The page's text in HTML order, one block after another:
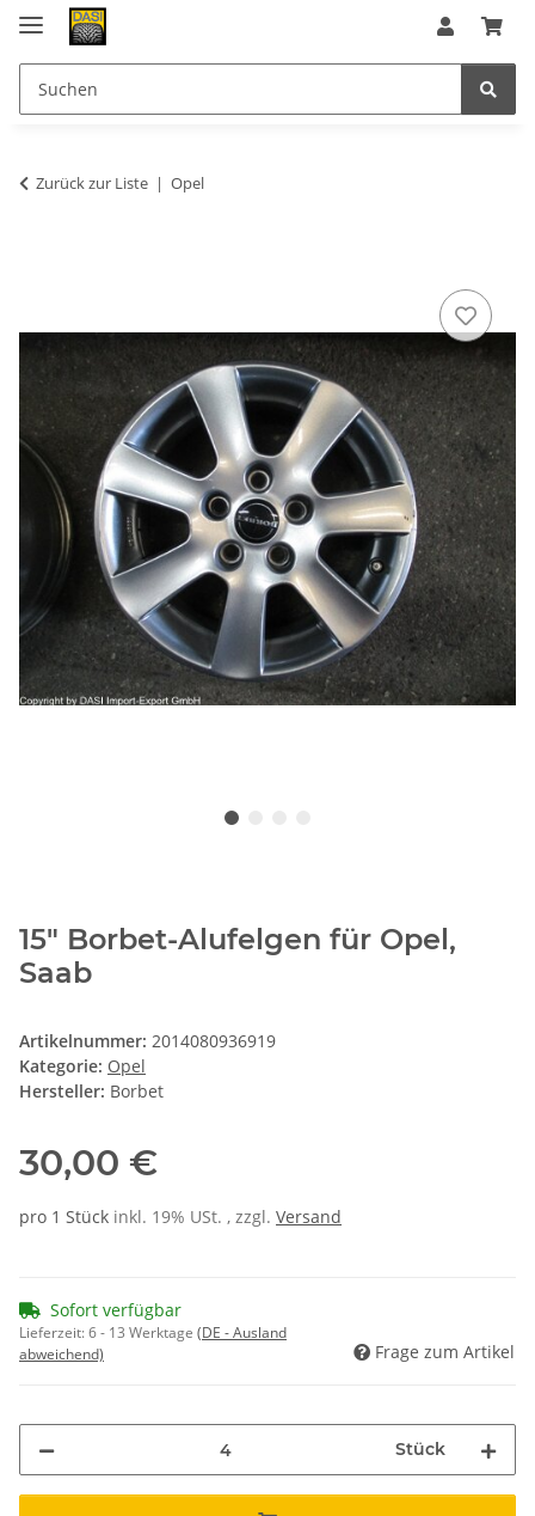
Zurück zur Liste Opel
15" Borbet-Alufelgen für Opel,
Saab
Artikelnummer: 2014080936919
Kategorie: Opel
Hersteller: Borbet
30,00 €
pro 1 Stück inkl. 19% USt. , zzgl. Versand
Sofort verfügbar
Lieferzeit:6 - 13 Werktage (DE - Ausland
abweichend)
Frage zum Artikel
Stück